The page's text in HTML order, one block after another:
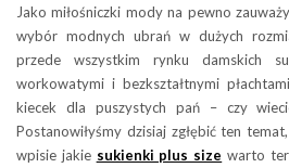
Jako miłośniczki mody na pewno
wybór modnych ubrań w dużych
przede wszystkim rynku damskich
workowatymi i bezkształtnymi
kiecek dla puszystych pań – czy
Postanowiłyśmy dzisiaj zgłębić ten
wpisie jakie sukienki plus size warto